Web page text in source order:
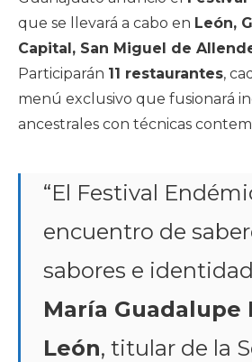
que se llevará a cabo en León,
Capital, San Miguel de
Participarán 11 restaurantes,
menú exclusivo que fusionará
ancestrales con técnicas
“El Festival
encuentro de
sabores e
María Guadalupe
León, titular de la